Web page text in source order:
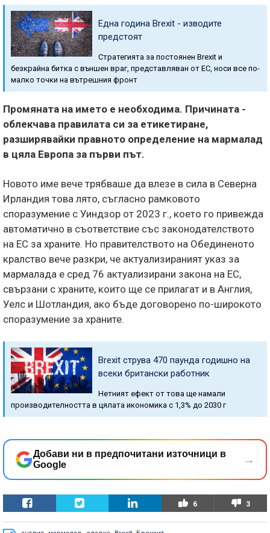
Една година Brexit - изводите
предстоят
Стратегията за постоянен Brexit и
безкрайна битка с външен враг, представляван от ЕС, носи все по-
малко точки на вътрешния фронт
Промяната на името е необходима. Причината -
облекчава правилата си за етикетиране,
разширявайки правното определение на мармалад
в цяла Европа за първи път.
Новото име вече трябваше да влезе в сила в Северна
Ирландия това лято, съгласно рамковото
споразумение с Уиндзор от 2023 г., което го привежда
автоматично в съответствие със законодателството
на ЕС за храните. Но правителството на Обединеното
кралство вече разкри, че актуализираният указ за
мармалада е сред 76 актуализирани закона на ЕС,
свързани с храните, които ще се прилагат и в Англия,
Уелс и Шотландия, ако бъде договорено по-широкото
споразумение за храните.
Brexit струва 470 паунда годишно на
всеки британски работник
Нетният ефект от това ще намали
производителността в цялата икономика с 1,3% до 2030 г
Добави ни в предпочитани източници в
Google
→
6 3